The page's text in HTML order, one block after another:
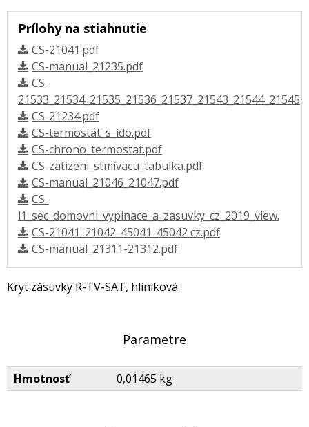
Prílohy na stiahnutie
CS-21041.pdf
CS-manual_21235.pdf
CS-
21533_21534_21535_21536_21537_21543_21544_21545
CS-21234.pdf
CS-termostat_s_ido.pdf
CS-chrono_termostat.pdf
CS-zatizeni_stmivacu_tabulka.pdf
CS-manual_21046_21047.pdf
CS-
l1_sec_domovni_vypinace_a_zasuvky_cz_2019_view.
CS-21041_21042_45041_45042 cz.pdf
CS-manual_21311-21312.pdf
Kryt zásuvky R-TV-SAT, hliníková
Parametre
Hmotnosť 0,01465 kg